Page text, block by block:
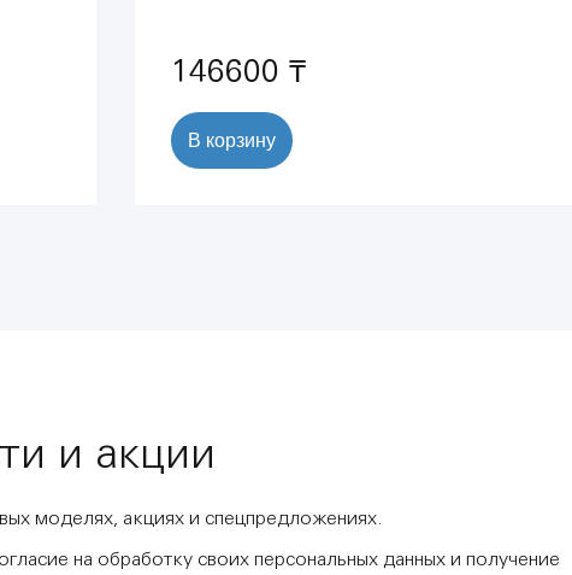
146600 ₸
В корзину
и акции
моделях, акциях и спецпредложениях.
на обработку своих персональных данных и получение